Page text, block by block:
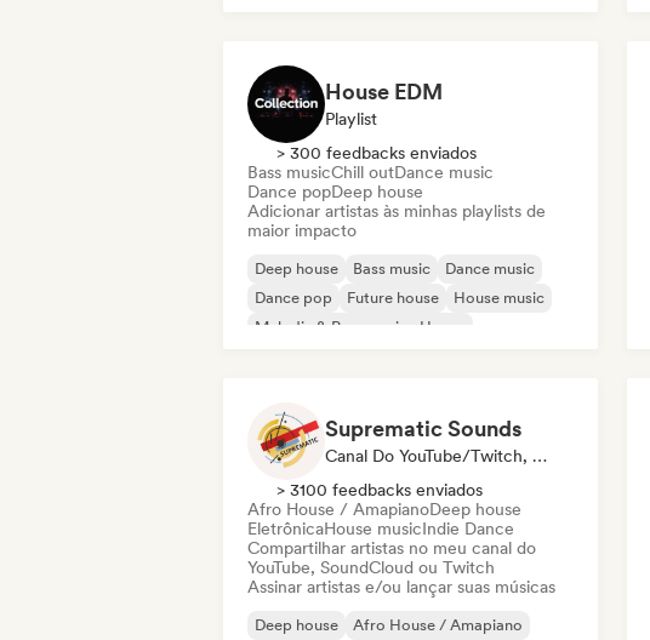
House EDM
Playlist
> 300 feedbacks enviados
Bass musicChill outDance music
Dance popDeep house
Adicionar artistas às minhas playlists de
maior impacto
Deep house Bass music
Dance music
Dance pop
Future house
House music
Melodic & Progressive House
Suprematic Sounds
Canal Do YouTube/Twitch, Selo
> 3100 feedbacks enviados
Afro House / AmapianoDeep house
EletrônicaHouse musicIndie Dance
Compartilhar artistas no meu canal do
YouTube, SoundCloud ou Twitch
Assinar artistas e/ou lançar suas músicas
Deep house
Afro House / Amapiano